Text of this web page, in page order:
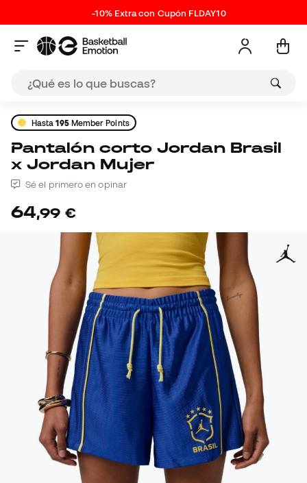
-10% Extra con Cupón FLDAY10
Hasta195Member Points
Pantalón corto Jordan Brasil
x Jordan Mujer
Sé el primero en opinar
64,99 €